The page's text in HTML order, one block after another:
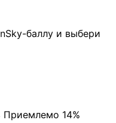
баллу и выбери
Приемлемо 14%